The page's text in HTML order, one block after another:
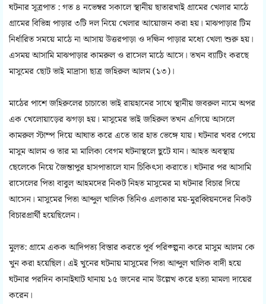
ঘটনার সূত্রপাত : গত ৪ নভেম্বর সকালে স্থানীয় ছাতারখাই গ্রামের খেলার মাঠে
গ্রামের বিভিন্ন পাড়ার ৩টি দল নিয়ে খেলার আয়োজন করা হয়। মাঝপাড়ার টিম
নির্ধারিত সময়ে মাঠে না আসায় উত্তরপাড়া ও দক্ষিন পাড়ার মধ্যে খেলা শুরু হয়।
এসময় আসামি মাঝপাড়ার কামরুল ও রাসেল মাঠে আসে। তখন ব্যাটিং করছে
মাসুমের ছোট ভাই মাদ্রাসা ছাত্র জহিরুল আলম (১৩)।
মাঠের পাশে জহিরুলের চাচাতো ভাই রায়হানের সাথে স্থানীয় জবরুল নামে অপর
এক খেলোয়াড়ের ঝগড়া হয়। মাসুমের ভাই জহিরুল তখন এগিয়ে আসলে
কামরুল স্টাম্প দিয়ে আঘাত করে এতে তার হাত ভেঙ্গে যায়। ঘটনার খবর পেয়ে
মাসুম আলম ও তার মা মালিকা বেগম ঘটনাস্থলে ছুটে যান। আহত অবস্থায়
ছেলেকে নিয়ে জৈন্তাপুর হাসপাতালে যান চিকিৎসা করাতে। ঘটনার পর আসামি
রাসেলের পিতা বাবুল আহমদের নিকট নিহত মাসুমের মা ঘটনার বিচার দিয়ে
আসেন। মাসুমের পিতা আব্দুল খালিক তিনিও এলাকার ময়-মুরব্বিয়নদের নিকট
বিচারপ্রার্থী হয়েছিলেন।
মুলত: গ্রামে একক আদিপত্য বিস্তার করতে পূর্ব পরিক্ল্পনা করে মাসুম আলম কে
খুন করা হয়েছিল। এই খুনের ঘটনায় মাসুমের পিতা আব্দুল খালিক বাদী হয়ে
ঘটনার পরদিন কানাইঘাট থানায় ১৫ জনের নাম উল্লেখ করে হত্যা মামলা দায়ের
করেন।